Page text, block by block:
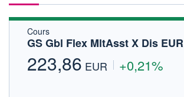
FORUM
Cours
GS Gbl Flex MltAsst X Dis EUR
223,86 EUR +0,21%